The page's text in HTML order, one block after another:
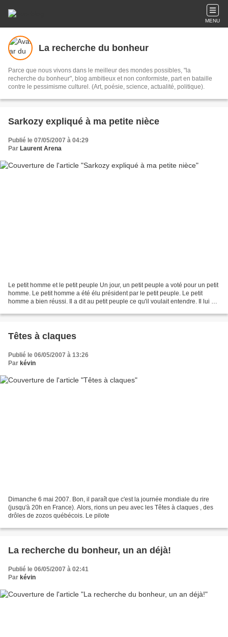
MENU
La recherche du bonheur
Parce que nous vivons dans le meilleur des mondes possibles, "la
recherche du bonheur", blog ambitieux et non conformiste, part en bataille
contre le pessimisme culturel. (Art, poésie, science, actualité, politique).
Sarkozy expliqué à ma petite nièce
Publié le 07/05/2007 à 04:29
Par Laurent Arena
Le petit homme et le petit peuple Un jour, un petit peuple a voté pour un petit
homme. Le petit homme a été élu président par le petit peuple. Le petit
homme a bien réussi. Il a dit au petit peuple ce qu'il voulait entendre. Il lui a
Têtes à claques
Publié le 06/05/2007 à 13:26
Par kévin
Dimanche 6 mai 2007. Bon, il paraît que c'est la journée mondiale du rire
(jusqu'à 20h en France). Alors, rions un peu avec les Têtes à claques , des
drôles de zozos québécois. Le pilote
La recherche du bonheur, un an déjà!
Publié le 06/05/2007 à 02:41
Par kévin